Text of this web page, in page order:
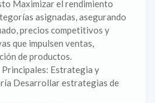
Maximizar el rendimiento
asignadas, asegurando
precios competitivos y
que impulsen ventas,
de productos.
Principales: Estrategia y
Desarrollar estrategias de